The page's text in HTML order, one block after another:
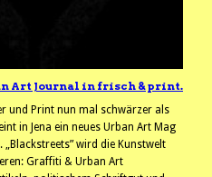
Art Journal in frisch & print.
und Print nun mal schwärzer als
in Jena ein neues Urban Art Mag
„Blackstreets” wird die Kunstwelt
Graffiti & Urban Art